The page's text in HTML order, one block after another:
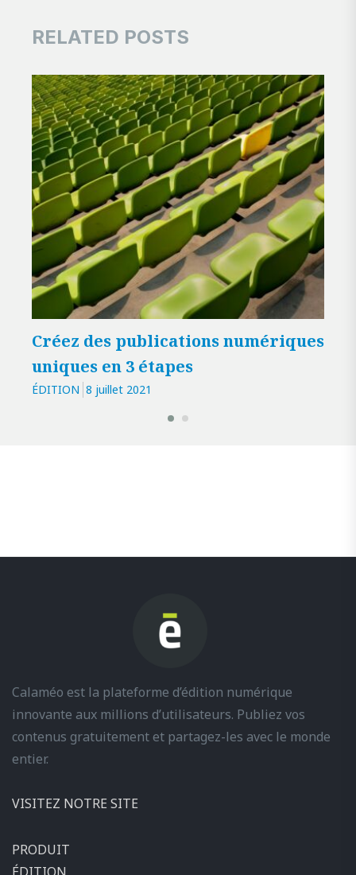
RELATED POSTS
Créez des publications numériques
uniques en 3 étapes
ÉDITION 8 juillet 2021
Calaméo est la plateforme d’édition numérique
innovante aux millions d’utilisateurs. Publiez vos
contenus gratuitement et partagez-les avec le monde
entier.
VISITEZ NOTRE SITE
PRODUIT